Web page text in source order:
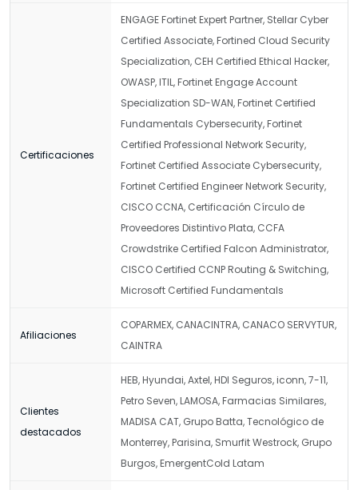
Certificaciones
ENGAGE Fortinet Expert Partner, Stellar Cyber
Certified Associate, Fortined Cloud Security
Specialization, CEH Certified Ethical Hacker,
OWASP, ITIL, Fortinet Engage Account
Specialization SD-WAN, Fortinet Certified
Fundamentals Cybersecurity, Fortinet
Certified Professional Network Security,
Fortinet Certified Associate Cybersecurity,
Fortinet Certified Engineer Network Security,
CISCO CCNA, Certificación Círculo de
Proveedores Distintivo Plata, CCFA
Crowdstrike Certified Falcon Administrator,
CISCO Certified CCNP Routing & Switching,
Microsoft Certified Fundamentals
Afiliaciones
COPARMEX, CANACINTRA, CANACO SERVYTUR,
CAINTRA
Clientes
destacados
HEB, Hyundai, Axtel, HDI Seguros, iconn, 7-11,
Petro Seven, LAMOSA, Farmacias Similares,
MADISA CAT, Grupo Batta, Tecnológico de
Monterrey, Parisina, Smurfit Westrock, Grupo
Burgos, EmergentCold Latam